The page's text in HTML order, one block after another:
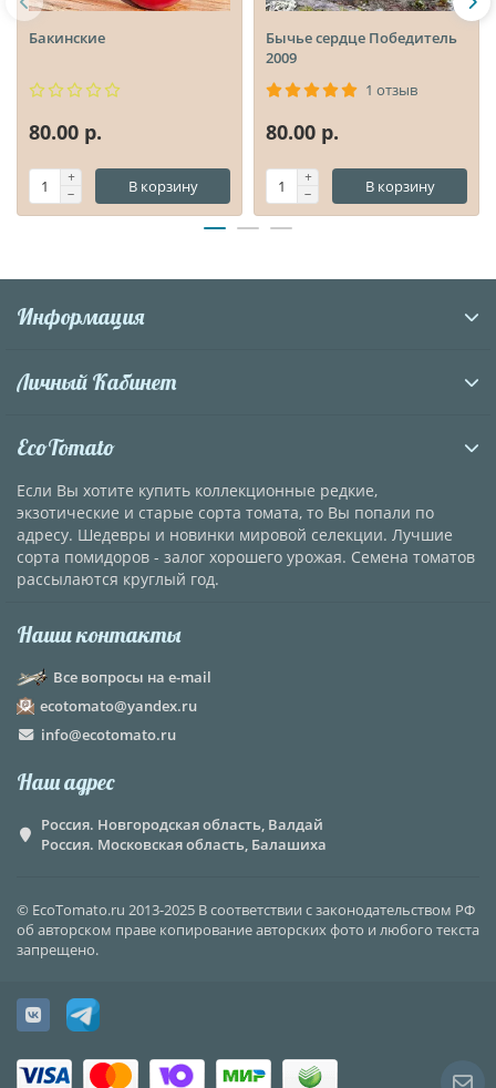
Бакинские
80.00 р.
В корзину
Бычье сердце Победитель
2009
1 отзыв
80.00 р.
В корзину
Информация
Личный Кабинет
EcoTomato
Если Вы хотите купить коллекционные редкие,
экзотические и старые сорта томата, то Вы попали по
адресу. Шедевры и новинки мировой селекции. Лучшие
сорта помидоров - залог хорошего урожая. Семена томатов
рассылаются круглый год.
Наши контакты
Все вопросы на e-mail
ecotomato@yandex.ru
info@ecotomato.ru
Наш адрес
Россия. Новгородская область, Валдай
Россия. Московская область, Балашиха
© EcoTomato.ru 2013-2025 В соответствии с законодательством РФ
об авторском праве копирование авторских фото и любого текста
запрещено.